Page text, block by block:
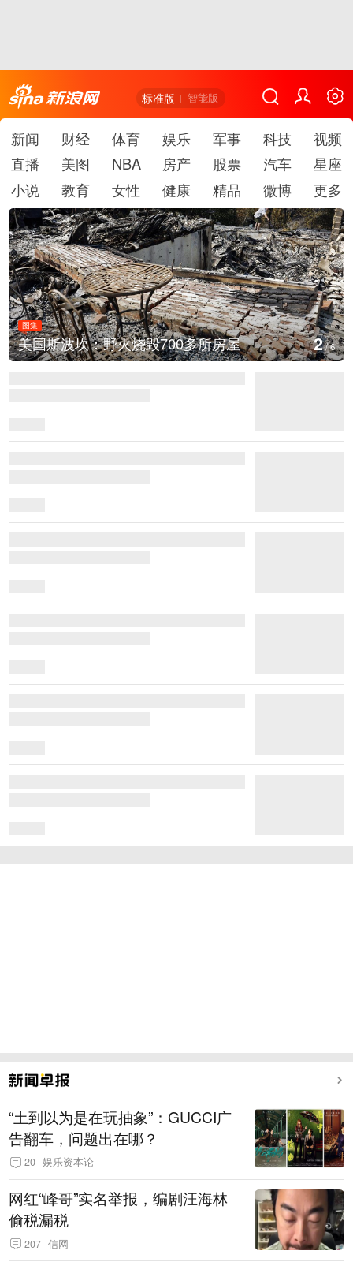
标准版 智能版
新闻 财经 体育 娱乐 军事 科技
视频
直播
美图 NBA 房产 股票 汽车
星座
小说
教育 女性 健康 精品 微博 更多
图集
叙利亚：大马士革发生爆炸 3/6
“土到以为是在玩抽象”：GUCCI广
告翻车，问题出在哪？
20 娱乐资本论
网红“峰哥”实名举报，编剧汪海林
偷税漏税
207 信网